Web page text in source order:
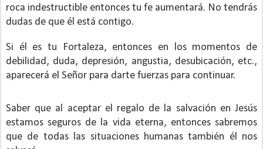
roca indestructible entonces tu fe aumentará. No tendrás
dudas de que él está contigo.
Si él es tu Fortaleza, entonces en los momentos de
debilidad, duda, depresión, angustia, desubicación, etc.,
aparecerá el Señor para darte fuerzas para continuar.
Saber que al aceptar el regalo de la salvación en Jesús
estamos seguros de la vida eterna, entonces sabremos
que de todas las situaciones humanas también él nos